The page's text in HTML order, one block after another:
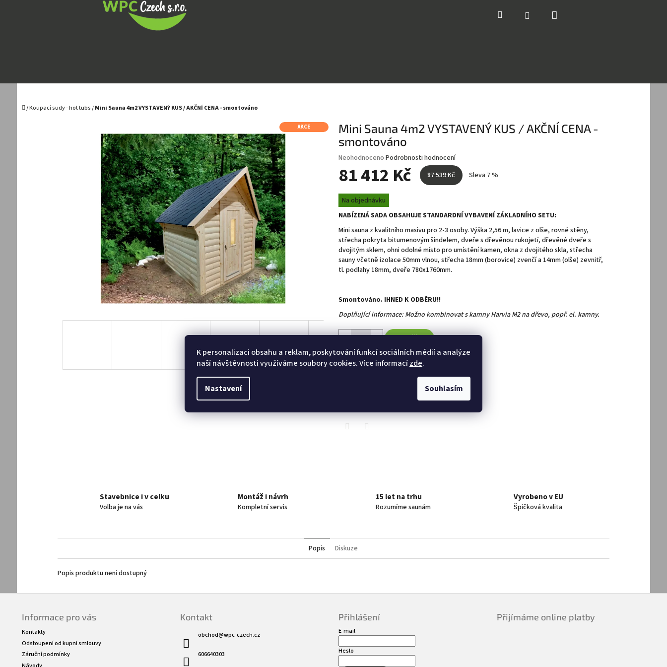
K personalizaci obsahu a reklam, poskytování funkcí sociálních médií a analýze
naší návštěvnosti využíváme soubory cookies. Více informacízde.
Nastavení Souhlasím
Hledat Přihlášení
Domů
/Koupací sudy - hot tubs/ Mini Sauna 4m2 VYSTAVENÝ KUS / AKČNÍ CENA - smontováno
AKCE
Mini Sauna 4m2 VYSTAVENÝ KUS / AKČNÍ CENA -
smontováno
Průměrné
produktu
0,0
z
5
hvězdiček.
Neohodnoceno Podrobnosti hodnocení
81 412 Kč 87 539 Kč
Sleva 7 %
Měrná
cena:
Na objednávku
NABÍZENÁ SADA OBSAHUJESTANDARDNÍVYBAVENÍ ZÁKLADNÍHO SETU:
Mini sauna z kvalitního masivu pro 2-3 osoby. Výška 2,56 m, lavice z olše, rovné stěny,
střecha pokryta bitumenovým šindelem, dveře s dřevěnou rukojetí, dřevěné dveře s
dvojitým sklem, ohni odolné místo pro umístění kamen, okna z dvojitého skla, střecha
sauny včetně izolace 50mm vlnou, střecha 18mm (borovice) zvenčí a 14mm (olše) zevnitř,
tl. podlahy 18mm, dveře 780x1760mm.
Smontováno. IHNED K ODBĚRU!!
Doplňující informace: Možno kombinovat s kamny Harvia M2 na dřevo, popř. el. kamny.
Do košíku
Kategorie: KOUPACÍ SUDY - HOT TUBS
HLÍDAT
Stavebnice i v celku
Volba je na vás
Montáž i návrh
Kompletní servis
15 let na trhu
Rozumíme saunám
Vyrobeno v EU
Špičková kvalita
Popis Diskuze
Popis produktu není dostupný
Informace pro vás
Kontakty
Odstoupení od kupní smlouvy
Záruční podmínky
Kontakt
obchod@wpc-czech.cz
606640303
Přihlášení
E-mail
Heslo
Přijímáme online platby